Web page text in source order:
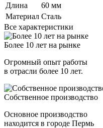
Длина
60 мм
Материал Сталь
Все характеристики
Более 10 лет на рынке
Огромный опыт работы
в отрасли более 10 лет.
Собственное производство
Основное производство
находится в городе Пермь